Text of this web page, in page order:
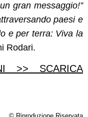
gran messaggio!”
paesi e
e per terra: Viva la
Rodari.
>> SCARICA